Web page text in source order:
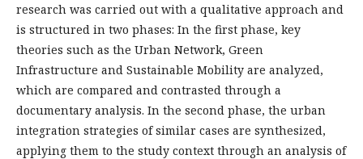
research was carried out with a qualitative approach and
is structured in two phases: In the first phase, key
theories such as the Urban Network, Green
Infrastructure and Sustainable Mobility are analyzed,
which are compared and contrasted through a
documentary analysis. In the second phase, the urban
integration strategies of similar cases are synthesized,
applying them to the study context through an analysis of